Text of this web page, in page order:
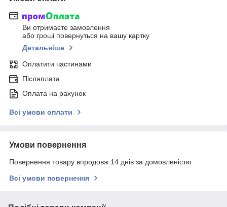
Ви отримаєте замовлення
або гроші повернуться на вашу картку
Детальніше
Оплатити частинами
Післяплата
Оплата на рахунок
Всі умови оплати
Умови повернення
Повернення товару впродовж 14 днів за домовленістю
Всі умови повернення